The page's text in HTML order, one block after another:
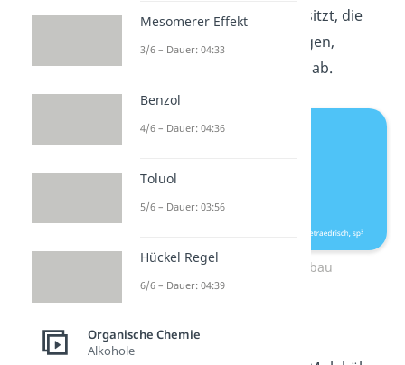
freieElektronenpaare
besitzt, die
räumlich viel Platz benötigen,
weichen die Winkel etwas ab.
Carboxylgruppe Aufbau
COOH Gruppe
Mesomerer Effekt
3/6 – Dauer: 04:33
Benzol
4/6 – Dauer: 04:36
Toluol
5/6 – Dauer: 03:56
Hückel Regel
6/6 – Dauer: 04:39
Organische Chemie
Alkohole